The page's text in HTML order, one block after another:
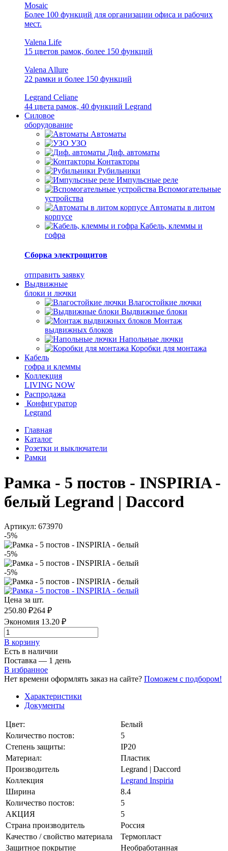
Mosaic
Более 100 функций для организации офиса и рабочих
мест.
Valena Life
15 цветов рамок, более 150 функций
Valena Allure
22 рамки и более 150 функций
Legrand Celiane
44 цвета рамок, 40 функций Legrand
Силовое
оборудование
Автоматы
УЗО
Диф. автоматы
Контакторы
Рубильники
Импульсные реле
Вспомогательные
устройства
Автоматы в литом
корпусе
Кабель, клеммы и
гофра
Сборка электрощитов
отправить заявку
Выдвижные
блоки и лючки
Влагостойкие лючки
Выдвижные блоки
Монтаж
выдвижных блоков
Напольные лючки
Коробки для монтажа
Кабель
гофра и клеммы
Коллекция
LIVING NOW
Распродажа
Конфигуратор
Legrand
Главная
Каталог
Розетки и выключатели
Рамки
Рамка - 5 постов - INSPIRIA -
белый Legrand | Daccord
Артикул: 673970
-5%
-5%
-5%
Цена за шт.
250.80 ₽264 ₽
Экономия 13.20 ₽
В корзинy
Есть в наличии
Поставка — 1 день
В избранное
Нет времени оформлять заказ на сайте? Поможем с подбором!
Характеристики
Документы
Цвет:
Белый
Количество постов:
5
Степень защиты:
IP20
Материал:
Пластик
Производитель
Legrand | Daccord
Коллекция
Legrand Inspiria
Ширина
8.4
Количество постов:
5
АКЦИЯ
5
Страна производитель
Россия
Качество / свойство материала
Термопласт
Защитное покрытие
Необработанная